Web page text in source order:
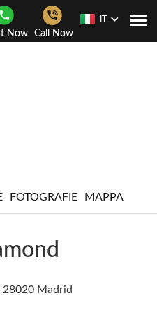
Now Call Now
FOTOGRAFIE MAPPA
28020 Madrid